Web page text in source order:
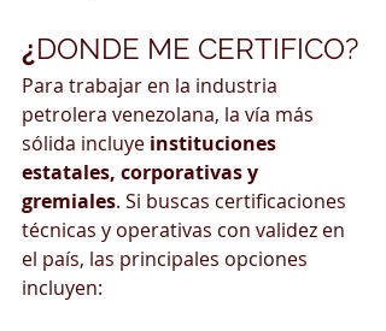
¿DONDE ME CERTIFICO?
Para trabajar en la industria
petrolera venezolana, la vía más
sólida incluye instituciones
estatales, corporativas y
gremiales. Si buscas certificaciones
técnicas y operativas con validez en
el país, las principales opciones
incluyen: